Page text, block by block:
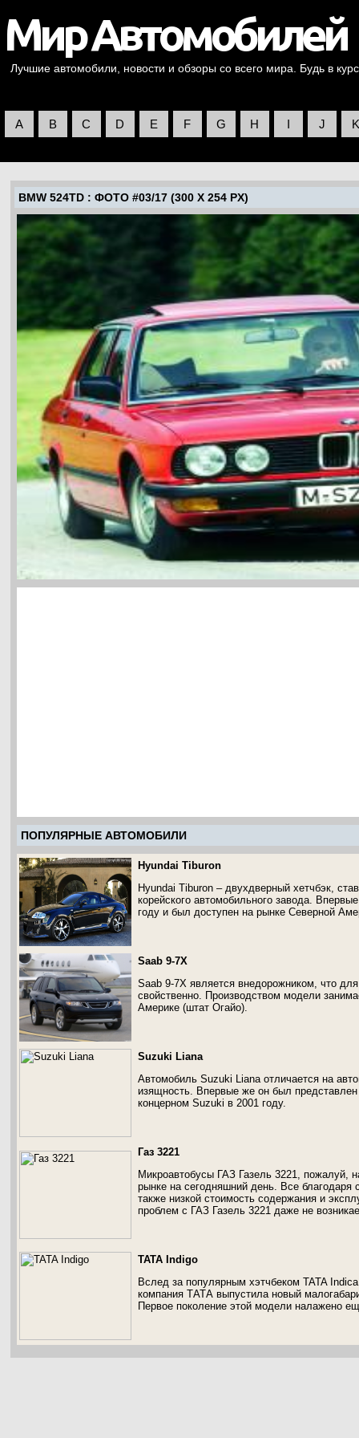
Лучшие автомобили, новости и обзоры со всего мира. Будь в
A B C D E F G H I J K
BMW 524TD : ФОТО #03/17 (300 X 254 PX)
ПОПУЛЯРНЫЕ АВТОМОБИЛИ
Hyundai Tiburon
Hyundai Tiburon – двухдверный хетчбэк,
корейского автомобильного завода.
году и был доступен на рынке Северной
Saab 9-7X
Saab 9-7X является внедорожником, что
свойственно. Производством модели
Америке (штат Огайо).
Suzuki Liana
Автомобиль Suzuki Liana отличается на
изящность. Впервые же он был
концерном Suzuki в 2001 году.
Газ 3221
Микроавтобусы ГАЗ Газель 3221, пожалуй,
рынке на сегодняшний день. Все благодаря
также низкой стоимость содержания и
проблем с ГАЗ Газель 3221 даже не
TATA Indigo
Вслед за популярным хэтчбеком TATA
компания ТАТА выпустила новый
Первое поколение этой модели налажено